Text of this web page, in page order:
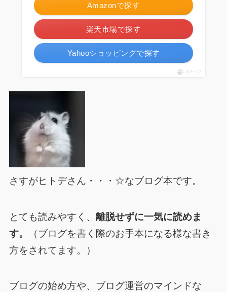
Amazonで探す
楽天市場で探す
Yahooショッピングで探す
ポチップ
さすがヒトデさん・・・☆なブログ本です。
とても読みやすく、 離脱せずに一気に読めま
す。
（ブログを書く際のお手本になる様な書き
方をされてます。）
ブログの始め方や、ブログ運営のマインドな